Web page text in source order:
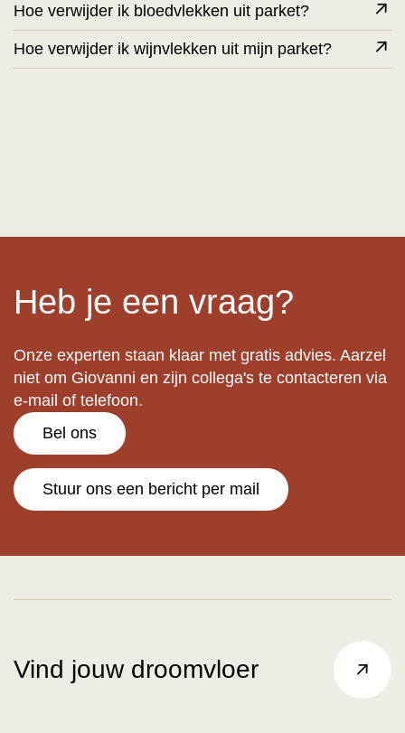
Hoe verwijder ik bloedvlekken uit parket?
Hoe verwijder ik wijnvlekken uit mijn parket?
Heb je een vraag?
Onze experten staan klaar met gratis advies. Aarzel
niet om Giovanni en zijn collega's te contacteren via
e-mail of telefoon.
Bel ons
Stuur ons een bericht per mail
Vind jouw droomvloer